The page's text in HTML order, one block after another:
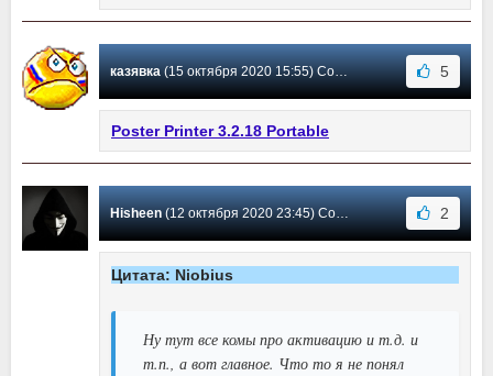
казявка(15 октября 2020 15:55) Сообщение #107 5
Poster Printer 3.2.18 Portable
Hisheen(12 октября 2020 23:45) Сообщение #106 2
Цитата: Niobius
Ну тут все комы про активацию и т.д. и
т.п., а вот главное. Что то я не понял